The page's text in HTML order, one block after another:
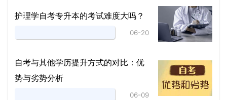
护理学自考专升本的考试难度大吗？
06-20
自考与其他学历提升方式的对比：优
势与劣势分析
06-09